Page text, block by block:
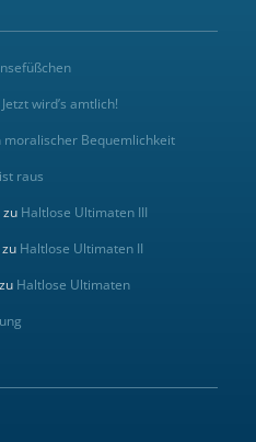
wird’s amtlich!
moralischer Bequemlichkeit
raus
zu Haltlose Ultimaten III
zu Haltlose Ultimaten II
zu Haltlose Ultimaten